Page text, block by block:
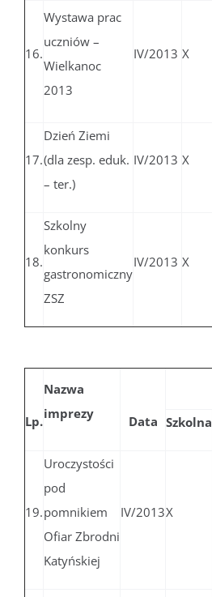
16.
Wystawa prac
uczniów –
Wielkanoc
2013
IV/2013 X
17.
Dzień Ziemi
(dla zesp. eduk.
– ter.)
IV/2013 X
18.
Szkolny
konkurs
gastronomiczny
ZSZ
IV/2013 X
Lp.
Nazwa
imprezy
Data Szkolna
19.
Uroczystości
pod
pomnikiem
Ofiar Zbrodni
Katyńskiej
IV/2013X